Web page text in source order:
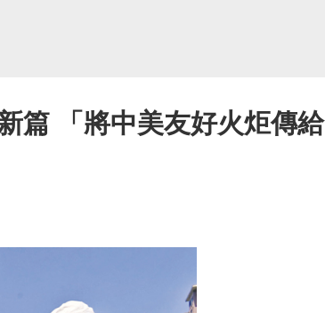
篇 「將中美友好火炬傳給